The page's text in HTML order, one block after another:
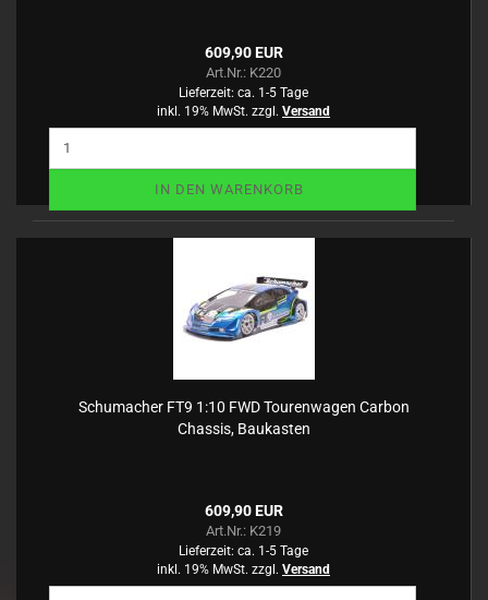
609,90 EUR
Art.Nr.: K220
Lieferzeit: ca. 1-5 Tage
inkl. 19% MwSt. zzgl. Versand
IN DEN WARENKORB
Schumacher FT9 1:10 FWD Tourenwagen Carbon
Chassis, Baukasten
609,90 EUR
Art.Nr.: K219
Lieferzeit: ca. 1-5 Tage
inkl. 19% MwSt. zzgl. Versand